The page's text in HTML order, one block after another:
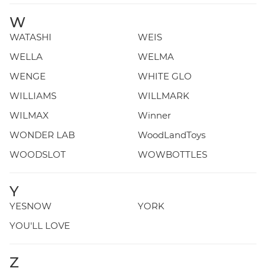
W
WATASHI
WEIS
WELLA
WELMA
WENGE
WHITE GLO
WILLIAMS
WILLMARK
WILMAX
Winner
WONDER LAB
WoodLandToys
WOODSLOT
WOWBOTTLES
Y
YESNOW
YORK
YOU'LL LOVE
Z